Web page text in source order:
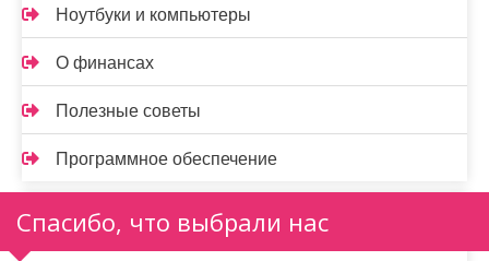
Ноутбуки и компьютеры
О финансах
Полезные советы
Программное обеспечение
Спасибо, что выбрали нас